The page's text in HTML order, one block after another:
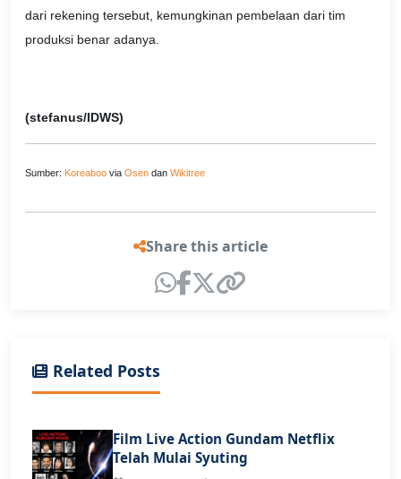
dari rekening tersebut, kemungkinan pembelaan dari tim
produksi benar adanya.
(stefanus/IDWS)
Sumber: Koreaboo via Osen dan Wikitree
Share this article
Related Posts
Film Live Action Gundam Netflix
Telah Mulai Syuting